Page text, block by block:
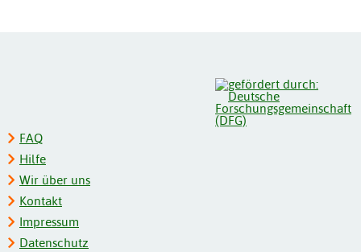
FAQ
Hilfe
Wir über uns
Kontakt
Impressum
Datenschutz